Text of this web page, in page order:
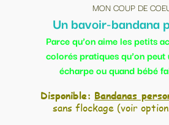
MON COUP DE
Un bavoir-bandana
Parce qu’on aime les petits
colorés pratiques qu’on
écharpe ou quand bébé
Disponible: Bandanas
sans flockage (voir